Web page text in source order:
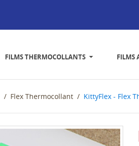
FILMS THERMOCOLLANTS FILMS
Flex Thermocollant KittyFlex - Flex